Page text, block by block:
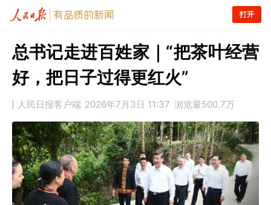
打开
总书记走进百姓家｜“把茶叶经营
好，把日子过得更红火”
人民日报客户端 2026年7月3日 11:37 浏览量500.7万